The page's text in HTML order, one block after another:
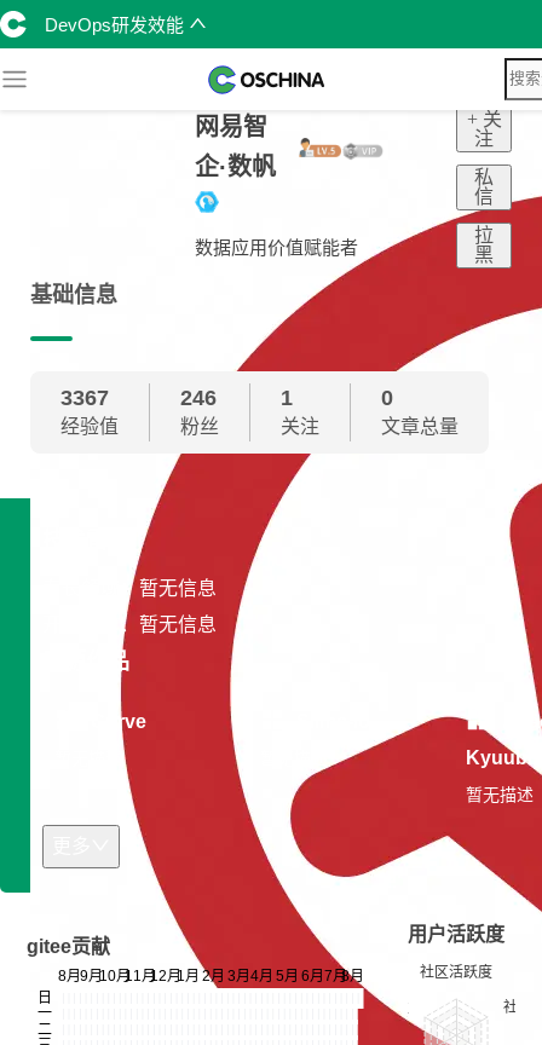
DevOps研发效能
网易智
企·数帆
数据应用价值赋能者
+ 关
注
私
信
拉
黑
基础信息
3367
经验值
246
粉丝
1
关注
0
文章总量
专长领域：暂无信息
开发平台：暂无信息
开源作品
Curve
Kyuubi
暂无描述
gitee贡献
用户活跃度